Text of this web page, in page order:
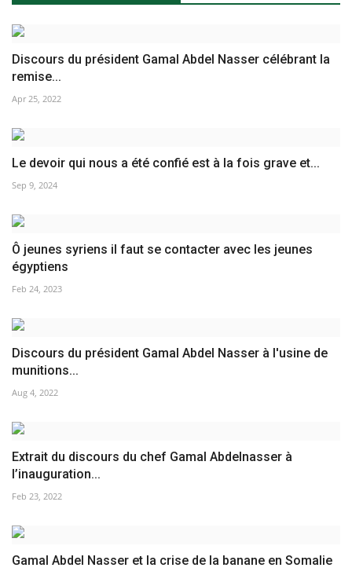
Discours du président Gamal Abdel Nasser célébrant la
remise...
Apr 25, 2022
Le devoir qui nous a été confié est à la fois grave et...
Sep 9, 2024
Ô jeunes syriens il faut se contacter avec les jeunes
égyptiens
Feb 24, 2023
Discours du président Gamal Abdel Nasser à l'usine de
munitions...
Aug 4, 2022
Extrait du discours du chef Gamal Abdelnasser à
l’inauguration...
Feb 23, 2022
Gamal Abdel Nasser et la crise de la banane en Somalie